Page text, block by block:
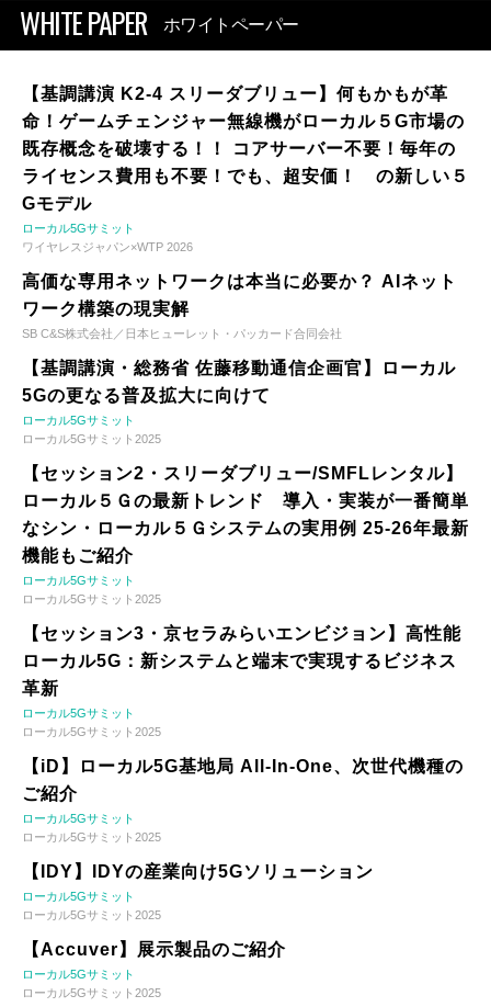
WHITE PAPER ホワイトペーパー
【基調講演 K2-4 スリーダブリュー】何もかもが革
命！ゲームチェンジャー無線機がローカル５G市場の
既存概念を破壊する！！ コアサーバー不要！毎年の
ライセンス費用も不要！でも、超安価！ の新しい５
Gモデル
ローカル5Gサミット
ワイヤレスジャパン×WTP 2026
高価な専用ネットワークは本当に必要か？ AIネット
ワーク構築の現実解
SB C&S株式会社／日本ヒューレット・パッカード合同会社
【基調講演・総務省 佐藤移動通信企画官】ローカル
5Gの更なる普及拡大に向けて
ローカル5Gサミット
ローカル5Gサミット2025
【セッション2・スリーダブリュー/SMFLレンタル】
ローカル５Ｇの最新トレンド 導入・実装が一番簡単
なシン・ローカル５Ｇシステムの実用例 25-26年最新
機能もご紹介
ローカル5Gサミット
ローカル5Gサミット2025
【セッション3・京セラみらいエンビジョン】高性能
ローカル5G：新システムと端末で実現するビジネス
革新
ローカル5Gサミット
ローカル5Gサミット2025
【iD】ローカル5G基地局 All-In-One、次世代機種の
ご紹介
ローカル5Gサミット
ローカル5Gサミット2025
【IDY】IDYの産業向け5Gソリューション
ローカル5Gサミット
ローカル5Gサミット2025
【Accuver】展示製品のご紹介
ローカル5Gサミット
ローカル5Gサミット2025